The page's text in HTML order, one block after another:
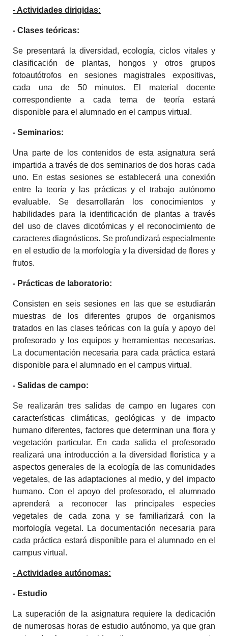
- Actividades dirigidas:
- Clases teóricas:
Se presentará la diversidad, ecología, ciclos vitales y
clasificación de plantas, hongos y otros grupos
fotoautótrofos en sesiones magistrales expositivas,
cada una de 50 minutos. El material docente
correspondiente a cada tema de teoría estará
disponible para el alumnado en el campus virtual.
- Seminarios:
Una parte de los contenidos de esta asignatura será
impartida a través de dos seminarios de dos horas cada
uno. En estas sesiones se establecerá una conexión
entre la teoría y las prácticas y el trabajo autónomo
evaluable. Se desarrollarán los conocimientos y
habilidades para la identificación de plantas a través
del uso de claves dicotómicas y el reconocimiento de
caracteres diagnósticos. Se profundizará especialmente
en el estudio de la morfología y la diversidad de flores y
frutos.
- Prácticas de laboratorio:
Consisten en seis sesiones en las que se estudiarán
muestras de los diferentes grupos de organismos
tratados en las clases teóricas con la guía y apoyo del
profesorado y los equipos y herramientas necesarias.
La documentación necesaria para cada práctica estará
disponible para el alumnado en el campus virtual.
- Salidas de campo:
Se realizarán tres salidas de campo en lugares con
características climáticas, geológicas y de impacto
humano diferentes, factores que determinan una flora y
vegetación particular. En cada salida el profesorado
realizará una introducción a la diversidad florística y a
aspectos generales de la ecología de las comunidades
vegetales, de las adaptaciones al medio, y del impacto
humano. Con el apoyo del profesorado, el alumnado
aprenderá a reconocer las principales especies
vegetales de cada zona y se familiarizará con la
morfología vegetal. La documentación necesaria para
cada práctica estará disponible para el alumnado en el
campus virtual.
- Actividades autónomas:
- Estudio
La superación de la asignatura requiere la dedicación
de numerosas horas de estudio autónomo, ya que gran